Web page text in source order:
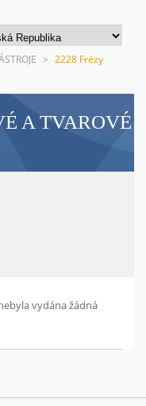
> 2228 Frézy
A TVAROVÉ
vydána žádná